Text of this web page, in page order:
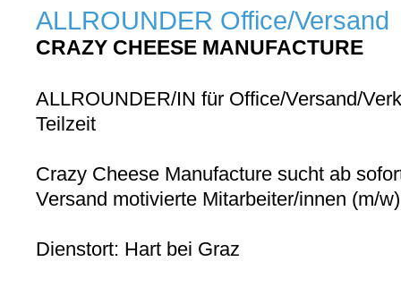
ALLROUNDER Office/Versand
CRAZY CHEESE MANUFACTURE
ALLROUNDER/IN für Office/Versand/
Teilzeit
Crazy Cheese Manufacture sucht ab
Versand motivierte Mitarbeiter/innen (m/w)
Dienstort: Hart bei Graz